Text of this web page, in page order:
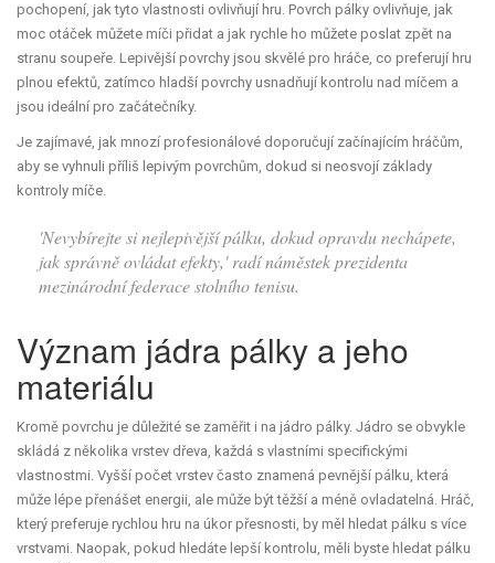
pochopení, jak tyto vlastnosti ovlivňují hru. Povrch pálky ovlivňuje, jak
moc otáček můžete míči přidat a jak rychle ho můžete poslat zpět na
stranu soupeře. Lepivější povrchy jsou skvělé pro hráče, co preferují hru
plnou efektů, zatímco hladší povrchy usnadňují kontrolu nad míčem a
jsou ideální pro začátečníky.
Je zajímavé, jak mnozí profesionálové doporučují začínajícím hráčům,
aby se vyhnuli příliš lepivým povrchům, dokud si neosvojí základy
kontroly míče.
'Nevybírejte si nejlepivější pálku, dokud opravdu nechápete,
jak správně ovládat efekty,' radí náměstek prezidenta
mezinárodní federace stolního tenisu.
Význam jádra pálky a jeho
materiálu
Kromě povrchu je důležité se zaměřit i na jádro pálky. Jádro se obvykle
skládá z několika vrstev dřeva, každá s vlastními specifickými
vlastnostmi. Vyšší počet vrstev často znamená pevnější pálku, která
může lépe přenášet energii, ale může být těžší a méně ovladatelná. Hráč,
který preferuje rychlou hru na úkor přesnosti, by měl hledat pálku s více
vrstvami. Naopak, pokud hledáte lepší kontrolu, měli byste hledat pálku